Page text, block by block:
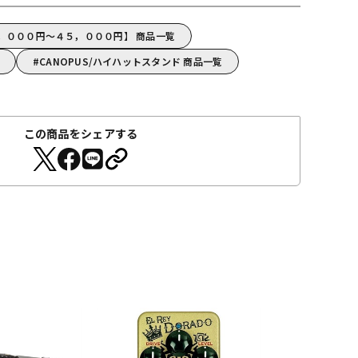
００円～４５，０００円】 商品一覧
CANOPUS/ハイハットスタンド 商品一覧
この商品をシェアする